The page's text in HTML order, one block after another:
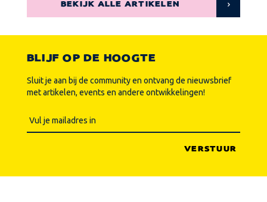
BEKIJK ALLE ARTIKELEN
BLIJF OP DE HOOGTE
Sluit je aan bij de community en ontvang de nieuwsbrief
met artikelen, events en andere ontwikkelingen!